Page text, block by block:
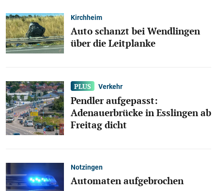
Kirchheim
Auto schanzt bei Wendlingen
über die Leitplanke
Verkehr
Pendler aufgepasst:
Adenauerbrücke in Esslingen ab
Freitag dicht
Notzingen
Automaten aufgebrochen